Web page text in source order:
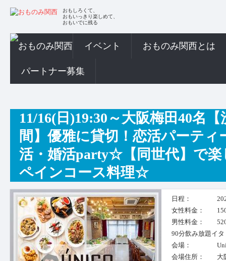
おもしろくて、
おもいっきり楽しめて、
おもいでに残る
イベント おものみ関西とは
パートナー募集
11/16(日)19:30～大阪梅田40名
間】優雅に貸切！恋活パーテ
活・婚活party☆【同世代】で楽
ペインコース料理☆
日程：
女性料金：
男性料金：
90分飲み放題イ
会場：
会場住所：
大